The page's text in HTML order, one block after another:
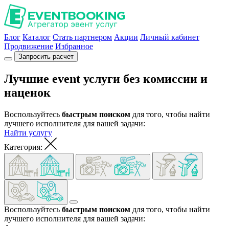
Блог Каталог Стать партнером Акции Личный кабинет
Продвижение Избранное
Запросить расчет
Лучшие event услуги без комиссии и
наценок
Воспользуйтесь быстрым поиском для того, чтобы найти
лучшего исполнителя для вашей задачи:
Найти услугу
Категория:
Воспользуйтесь быстрым поиском для того, чтобы найти
лучшего исполнителя для вашей задачи: